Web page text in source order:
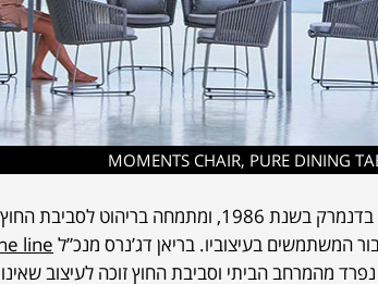
הוקם בדנמרק בשנת 1986, ומתמחה
המשתמשים בעיצוביו. בריאן דג’נרס מנכ”ל line
מהמרחב הביתי וסביבת החוץ זוכה לעיצוב